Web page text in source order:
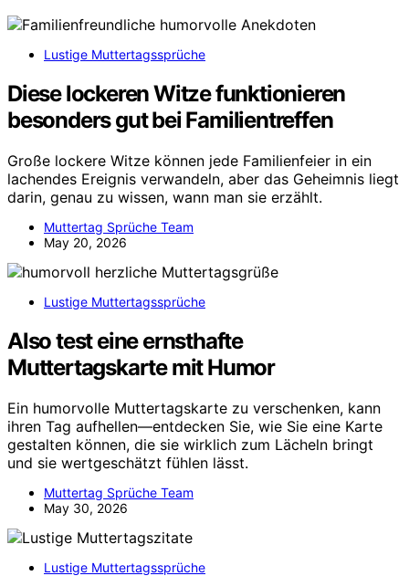
Lustige Muttertagssprüche
Diese lockeren Witze funktionieren
besonders gut bei Familientreffen
Große lockere Witze können jede Familienfeier in ein
lachendes Ereignis verwandeln, aber das Geheimnis liegt
darin, genau zu wissen, wann man sie erzählt.
Muttertag Sprüche Team
May 20, 2026
Lustige Muttertagssprüche
Also test eine ernsthafte
Muttertagskarte mit Humor
Ein humorvolle Muttertagskarte zu verschenken, kann
ihren Tag aufhellen—entdecken Sie, wie Sie eine Karte
gestalten können, die sie wirklich zum Lächeln bringt
und sie wertgeschätzt fühlen lässt.
Muttertag Sprüche Team
May 30, 2026
Lustige Muttertagssprüche